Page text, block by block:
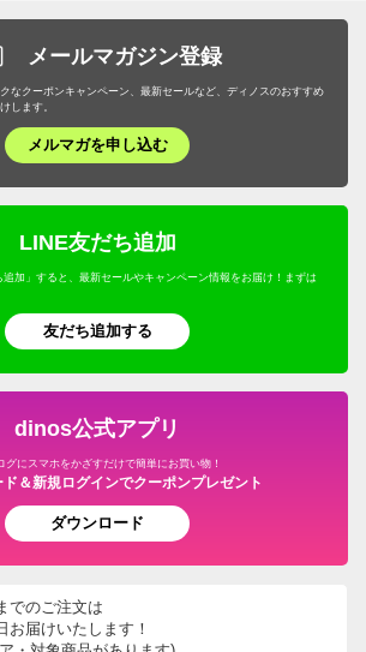
メールマガジン登録
なクーポンキャンペーン、最新セールなど、ディノスのおすすめ
します。
メルマガを申し込む
LINE友だち追加
加」すると、最新セールやキャンペーン情報をお届け！まずは
友だち追加する
dinos公式アプリ
グにスマホをかざすだけで簡単にお買い物！
ド＆新規ログインでクーポンプレゼント
ダウンロード
でのご注文は
お届けいたします！